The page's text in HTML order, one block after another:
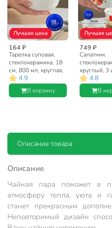
Лучшая цена
164 ₽
Тарелка суповая,
стеклокерамика, 18
см, 800 мл, круглая,
Алый мак, Daniks,
LHW70/K1929
4.9
В корзину
Лучшая
749 ₽
Салатник
круглый, 3
16. 19 см,
1.4 л, с
Алый мак,
4.8
В
Описание товара
Описание
Чайная пара поможет в
атмосферу тепла, уюта и
станет прекрасным
Неповторимый дизайн